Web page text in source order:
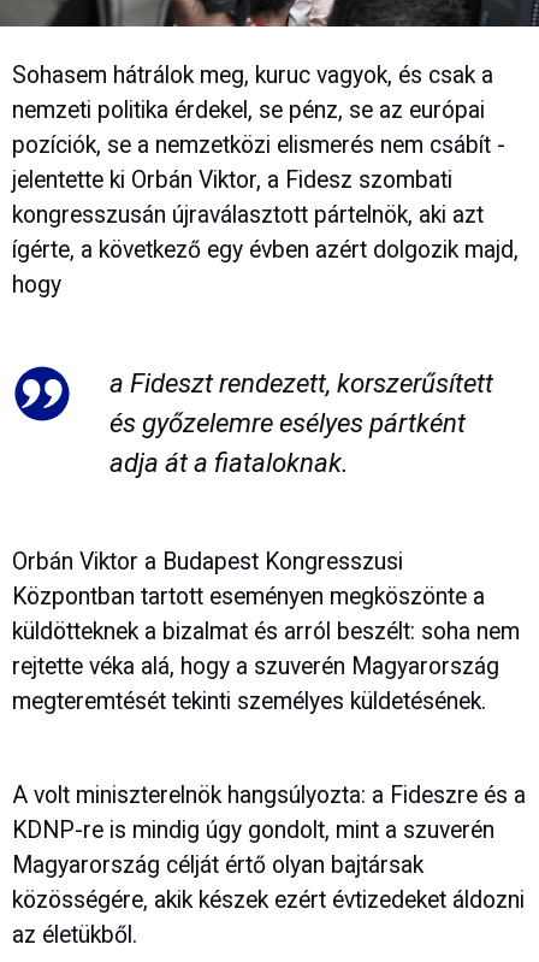
Sohasem hátrálok meg, kuruc vagyok, és csak a
nemzeti politika érdekel, se pénz, se az európai
pozíciók, se a nemzetközi elismerés nem csábít -
jelentette ki Orbán Viktor, a Fidesz szombati
kongresszusán újraválasztott pártelnök, aki azt
ígérte, a következő egy évben azért dolgozik majd,
hogy
a Fideszt rendezett, korszerűsített
és győzelemre esélyes pártként
adja át a fiataloknak.
Orbán Viktor a Budapest Kongresszusi
Központban tartott eseményen megköszönte a
küldötteknek a bizalmat és arról beszélt: soha nem
rejtette véka alá, hogy a szuverén Magyarország
megteremtését tekinti személyes küldetésének.
A volt miniszterelnök hangsúlyozta: a Fideszre és a
KDNP-re is mindig úgy gondolt, mint a szuverén
Magyarország célját értő olyan bajtársak
közösségére, akik készek ezért évtizedeket áldozni
az életükből.